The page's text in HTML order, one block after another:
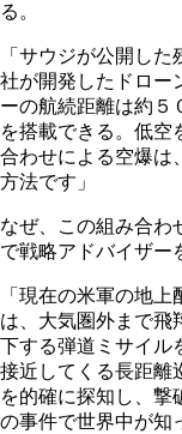
る。
「サウジが公開し
社が開発したドロー
ーの航続距離は約５
を搭載できる。低空
合わせによる空爆は
方法です」
なぜ、この組み合
で戦略アドバイザー
「現在の米軍の地
は、大気圏外まで飛
下する弾道ミサイル
接近してくる長距離
を的確に探知し、撃
の事件で世界中が知